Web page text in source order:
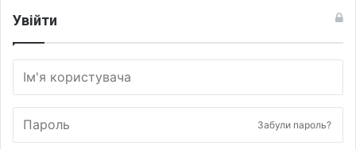
Увійти
Забули пароль?